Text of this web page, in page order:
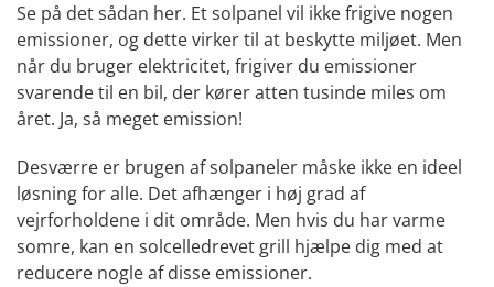
Se på det sådan her. Et solpanel vil ikke frigive nogen
emissioner, og dette virker til at beskytte miljøet. Men
når du bruger elektricitet, frigiver du emissioner
svarende til en bil, der kører atten tusinde miles om
året. Ja, så meget emission!
Desværre er brugen af ​​solpaneler måske ikke en ideel
løsning for alle. Det afhænger i høj grad af
vejrforholdene i dit område. Men hvis du har varme
somre, kan en solcelledrevet grill hjælpe dig med at
reducere nogle af disse emissioner.